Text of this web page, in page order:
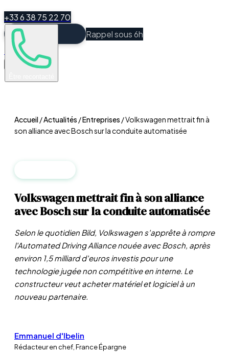
+33 6 38 75 22 70
Rappel sous 6h
Espace Client
Accueil/Actualités /Entreprises /Volkswagen mettrait fin à
son alliance avec Bosch sur la conduite automatisée
Volkswagen mettrait fin à son alliance
avec Bosch sur la conduite automatisée
Selon le quotidien Bild, Volkswagen s'apprête à rompre
l'Automated Driving Alliance nouée avec Bosch, après
environ 1,5 milliard d'euros investis pour une
technologie jugée non compétitive en interne. Le
constructeur veut acheter matériel et logiciel à un
nouveau partenaire.
Emmanuel d'Ibelin
Rédacteur en chef, France Épargne